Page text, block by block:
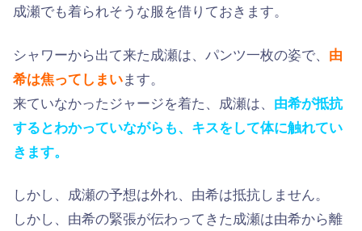
成瀬でも着られそうな服を借りておきます。
シャワーから出て来た成瀬は、パンツ一枚の姿で、 由
希は焦ってしまい ます。
来ていなかったジャージを着た、成瀬は、 由希が抵抗
するとわかっていながらも、キスをして体に触れてい
きます。
しかし、成瀬の予想は外れ、由希は抵抗しません。
しかし、由希の緊張が伝わってきた成瀬は由希から離